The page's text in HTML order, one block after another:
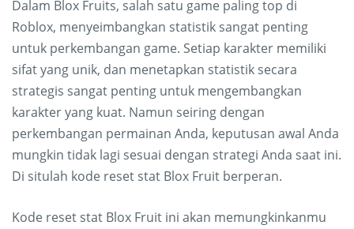
Dalam Blox Fruits, salah satu game paling top di
Roblox, menyeimbangkan statistik sangat penting
untuk perkembangan game. Setiap karakter memiliki
sifat yang unik, dan menetapkan statistik secara
strategis sangat penting untuk mengembangkan
karakter yang kuat. Namun seiring dengan
perkembangan permainan Anda, keputusan awal Anda
mungkin tidak lagi sesuai dengan strategi Anda saat ini.
Di situlah kode reset stat Blox Fruit berperan.
Kode reset stat Blox Fruit ini akan memungkinkanmu